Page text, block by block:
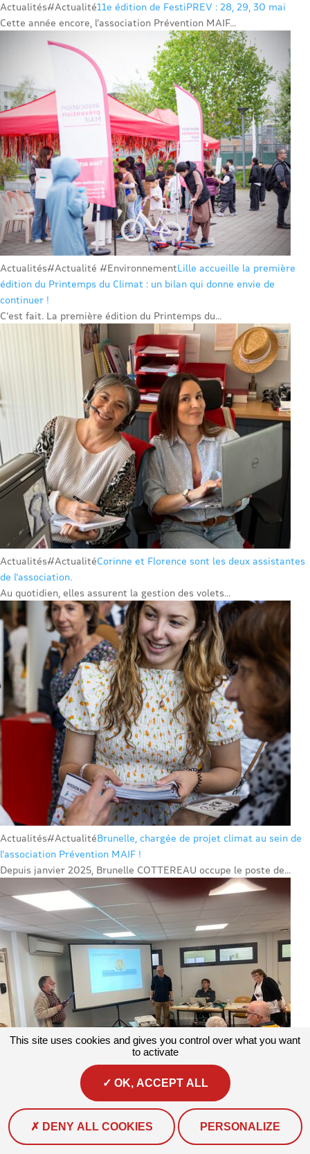
Actualités#Actualité11e édition de FestiPREV : 28, 29, 30 mai
Cette année encore, l’association Prévention MAIF...
Actualités#Actualité #EnvironnementLille accueille la première
édition du Printemps du Climat : un bilan qui donne envie de
continuer !
C’est fait. La première édition du Printemps du...
Actualités#ActualitéCorinne et Florence sont les deux assistantes
de l’association.
Au quotidien, elles assurent la gestion des volets...
Actualités#ActualitéBrunelle, chargée de projet climat au sein de
l’association Prévention MAIF !
Depuis janvier 2025, Brunelle COTTEREAU occupe le poste de...
Actualités
Assemblée générale des
retraités CFDT : mobilisés contre les arnaques
Le syndicat des retraités CFDT d’Eure-et-Loir a tenu son...
This site uses cookies and gives you control over what you want
to activate
OK, ACCEPT ALL
DENY ALL COOKIES PERSONALIZE